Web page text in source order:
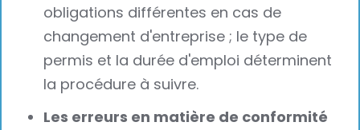
obligations différentes en cas de
changement d'entreprise ; le type de
permis et la durée d'emploi déterminent
la procédure à suivre.
Les erreurs en matière de conformité